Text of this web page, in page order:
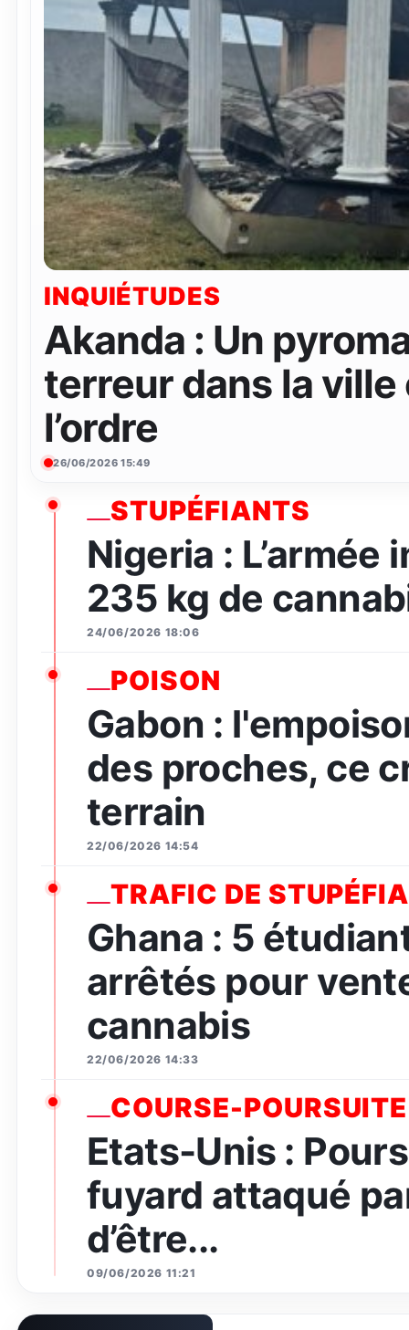
INQUIÉTUDES
Akanda : Un
terreur dans la
l’ordre
26/06/2026 15:49
STUPÉFIANTS
Nigeria :
235 kg de
24/06/2026 18:06
POISON
Gabon :
des proches, ce
terrain
22/06/2026 14:54
TRAFIC DE
Ghana : 5
arrêtés pour
cannabis
22/06/2026 14:33
COURSE-POURSUITE
Etats-Unis :
fuyard attaqué
d’être...
09/06/2026 11:21